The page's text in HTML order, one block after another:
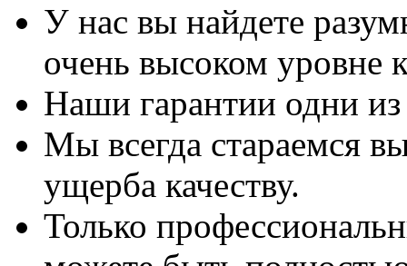
У нас вы найдете
очень высоком уровне
Наши гарантии одни
Мы всегда стараемся
ущерба качеству.
Только